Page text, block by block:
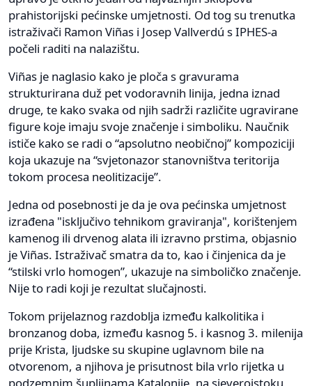
prahistorijski pećinske umjetnosti. Od tog su trenutka
istraživači Ramon Viñas i Josep Vallverdú s IPHES-a
počeli raditi na nalazištu.
Viñas je naglasio kako je ploča s gravurama
strukturirana duž pet vodoravnih linija, jedna iznad
druge, te kako svaka od njih sadrži različite ugravirane
figure koje imaju svoje značenje i simboliku. Naučnik
ističe kako se radi o “apsolutno neobičnoj” kompoziciji
koja ukazuje na “svjetonazor stanovništva teritorija
tokom procesa neolitizacije”.
Jedna od posebnosti je da je ova pećinska umjetnost
izrađena "isključivo tehnikom graviranja", korištenjem
kamenog ili drvenog alata ili izravno prstima, objasnio
je Viñas. Istraživač smatra da to, kao i činjenica da je
“stilski vrlo homogen”, ukazuje na simboličko značenje.
Nije to radi koji je rezultat slučajnosti.
Tokom prijelaznog razdoblja između kalkolitika i
bronzanog doba, između kasnog 5. i kasnog 3. milenija
prije Krista, ljudske su skupine uglavnom bile na
otvorenom, a njihova je prisutnost bila vrlo rijetka u